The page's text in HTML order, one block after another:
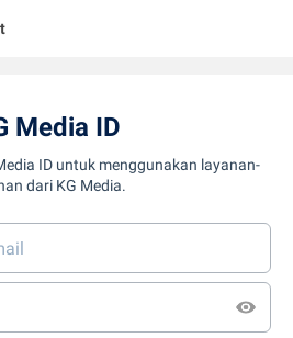
Media ID
ID untuk menggunakan layanan-
dari KG Media.